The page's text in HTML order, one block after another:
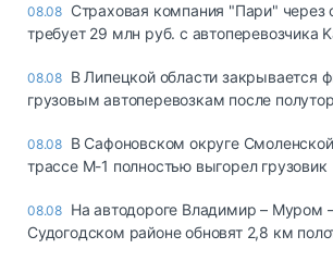
08.08 Страховая компания "Пари" через
требует 29 млн руб. с автоперевозчика
08.08 В Липецкой области закрывается
грузовым автоперевозкам после
08.08 В Сафоновском округе
трассе М-1 полностью выгорел грузовик
08.08 На автодороге Владимир – Муром
Судогодском районе обновят 2,8 км